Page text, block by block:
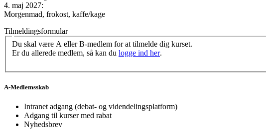
4. maj 2027:
Morgenmad, frokost, kaffe/kage
Tilmeldingsformular
Du skal være A eller B-medlem for at tilmelde dig kurset.
Er du allerede medlem, så kan du logge ind her.
A-Medlemsskab
Intranet adgang (debat- og videndelingsplatform)
Adgang til kurser med rabat
Nyhedsbrev